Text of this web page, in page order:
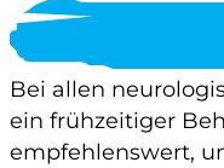
Bei allen
ein frühzeitiger
empfehlenswert,